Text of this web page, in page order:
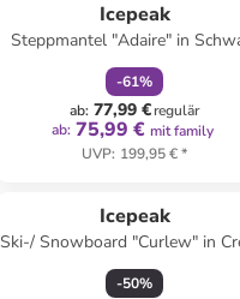
Icepeak
Steppmantel "Adaire" in
-61%
ab: 77,99 €regulär
ab: 75,99 € mit family
UVP: 199,95 €*
Icepeak
Ski-/ Snowboard "Curlew" in
-50%